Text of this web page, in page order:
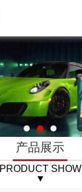
产品展示
PRODUCT SHOW